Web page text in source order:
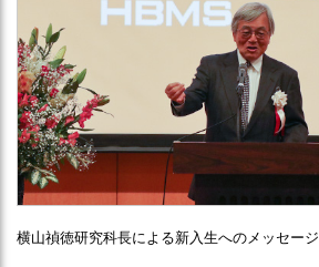
横山禎徳研究科長による新入生へのメッセージ